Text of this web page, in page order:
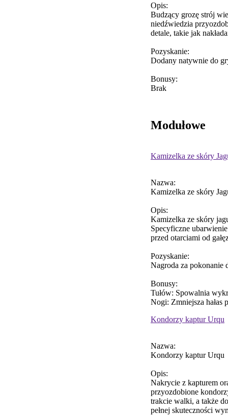
Opis:
Budzący grozę strój
niedźwiedzia
detale, takie jak
Pozyskanie:
Dodany natywnie do
Bonusy:
Brak
Modułowe
Kamizelka ze skóry
Nazwa:
Kamizelka ze skóry
Opis:
Kamizelka ze skóry
Specyficzne
przed otarciami od
Pozyskanie:
Nagroda za pokonanie
Bonusy:
Tułów: Spowalnia
Nogi: Zmniejsza hałas
Kondorzy kaptur Urqu
Nazwa:
Kondorzy kaptur Urqu
Opis:
Nakrycie z kapturem
przyozdobione
trakcie walki, a także
pełnej skuteczności